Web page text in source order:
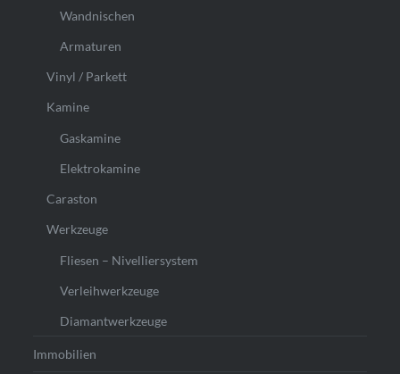
Wandnischen
Armaturen
Vinyl / Parkett
Kamine
Gaskamine
Elektrokamine
Caraston
Werkzeuge
Fliesen – Nivelliersystem
Verleihwerkzeuge
Diamantwerkzeuge
Immobilien